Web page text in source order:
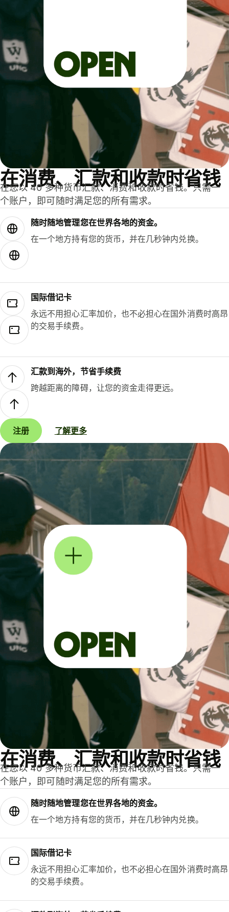
在消费、汇款和收款时省钱
在您以 40 多种货币汇款、消费和收款时省钱。只需一
个账户，即可随时满足您的所有需求。
随时随地管理您在世界各地的资金。
在一个地方持有您的货币，并在几秒钟内兑换。
国际借记卡
永远不用担心汇率加价，也不必担心在国外消费时高昂
的交易手续费。
汇款到海外，节省手续费
跨越距离的障碍，让您的资金走得更远。
注册 了解更多
在消费、汇款和收款时省钱
在您以 40 多种货币汇款、消费和收款时省钱。只需一
个账户，即可随时满足您的所有需求。
随时随地管理您在世界各地的资金。
在一个地方持有您的货币，并在几秒钟内兑换。
国际借记卡
永远不用担心汇率加价，也不必担心在国外消费时高昂
的交易手续费。